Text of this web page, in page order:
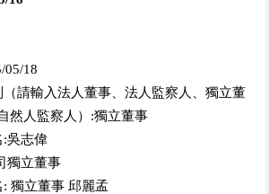
信義房屋
05/18
請輸入法人董事、法人監察人、獨立董
然人監察人）:獨立董事
:吳志偉
獨立董事
獨立董事 邱麗孟